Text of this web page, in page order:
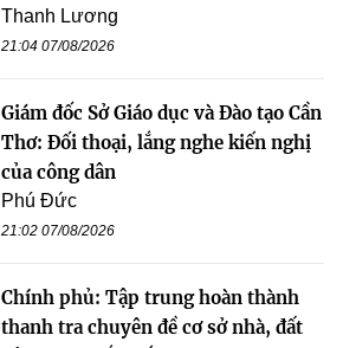
Thanh Lương
21:04 07/08/2026
Giám đốc Sở Giáo dục và Đào tạo Cần
Thơ: Đối thoại, lắng nghe kiến nghị
của công dân
Phú Đức
21:02 07/08/2026
Chính phủ: Tập trung hoàn thành
thanh tra chuyên đề cơ sở nhà, đất